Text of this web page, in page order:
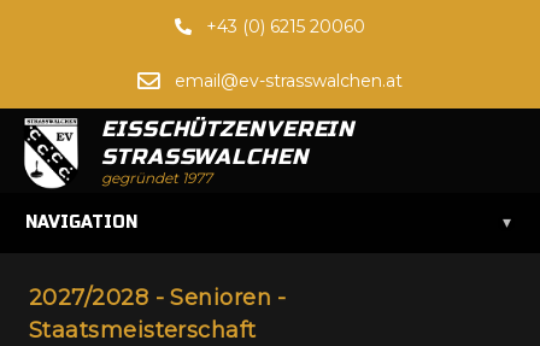
+43 (0) 6215 20060
email@ev-strasswalchen.at
EISSCHÜTZENVEREIN
STRASSWALCHEN
gegründet 1977
NAVIGATION ▾
2027/2028 - Senioren -
Staatsmeisterschaft